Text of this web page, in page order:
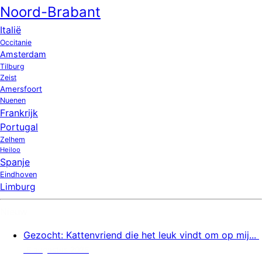
Noord-Brabant
Italië
Occitanie
Amsterdam
Tilburg
Zeist
Amersfoort
Nuenen
Frankrijk
Portugal
Zelhem
Heiloo
Spanje
Eindhoven
Limburg
Gezocht: Kattenvriend die het leuk vindt om op mij...